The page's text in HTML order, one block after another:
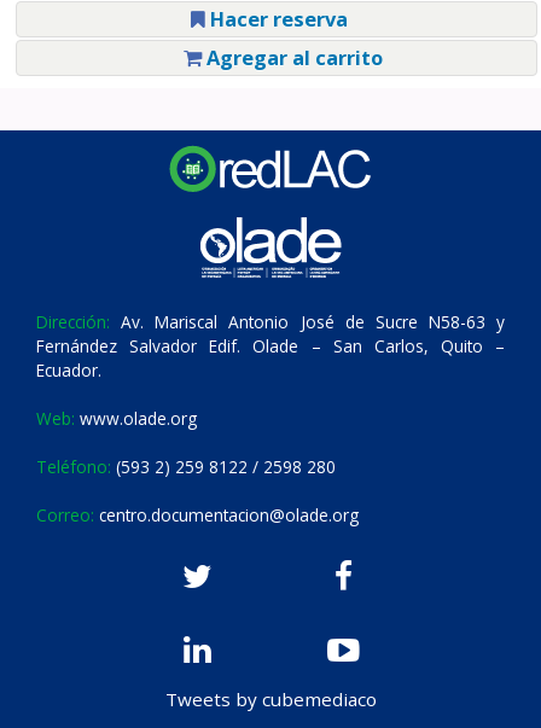
Hacer reserva
Agregar al carrito
Dirección: Av. Mariscal Antonio José de Sucre N58-63 y
Fernández Salvador Edif. Olade – San Carlos, Quito –
Ecuador.
Web: www.olade.org
Teléfono: (593 2) 259 8122 / 2598 280
Correo: centro.documentacion@olade.org
Tweets by cubemediaco